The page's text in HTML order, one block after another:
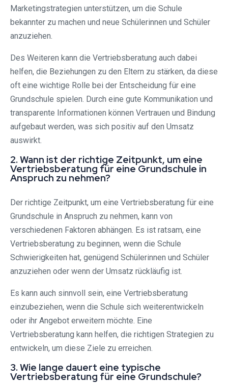
Marketingstrategien unterstützen, um die Schule
bekannter zu machen und neue Schülerinnen und Schüler
anzuziehen.
Des Weiteren kann die Vertriebsberatung auch dabei
helfen, die Beziehungen zu den Eltern zu stärken, da diese
oft eine wichtige Rolle bei der Entscheidung für eine
Grundschule spielen. Durch eine gute Kommunikation und
transparente Informationen können Vertrauen und Bindung
aufgebaut werden, was sich positiv auf den Umsatz
auswirkt.
2. Wann ist der richtige Zeitpunkt, um eine
Vertriebsberatung für eine Grundschule in
Anspruch zu nehmen?
Der richtige Zeitpunkt, um eine Vertriebsberatung für eine
Grundschule in Anspruch zu nehmen, kann von
verschiedenen Faktoren abhängen. Es ist ratsam, eine
Vertriebsberatung zu beginnen, wenn die Schule
Schwierigkeiten hat, genügend Schülerinnen und Schüler
anzuziehen oder wenn der Umsatz rückläufig ist.
Es kann auch sinnvoll sein, eine Vertriebsberatung
einzubeziehen, wenn die Schule sich weiterentwickeln
oder ihr Angebot erweitern möchte. Eine
Vertriebsberatung kann helfen, die richtigen Strategien zu
entwickeln, um diese Ziele zu erreichen.
3. Wie lange dauert eine typische
Vertriebsberatung für eine Grundschule?